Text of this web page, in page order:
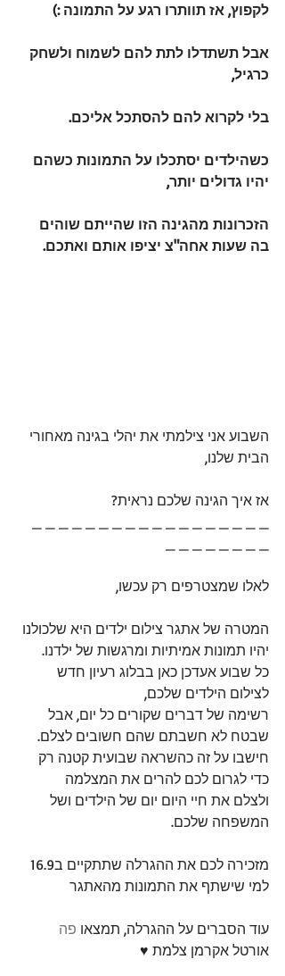
לקפוץ, אז תוותרו רגע על התמונה :)
אבל תשתדלו לתת להם לשמוח ולשחק
כרגיל,
בלי לקרוא להם להסתכל אליכם.
כשהילדים יסתכלו על התמונות כשהם
יהיו גדולים יותר,
הזכרונות מהגינה הזו שהייתם שוהים
בה שעות אחה"צ יציפו אותם ואתכם.
השבוע אני צילמתי את יהלי בגינה מאחורי
הבית שלנו,
אז איך הגינה שלכם נראית?
לאלו שמצטרפים רק עכשו,
המטרה של אתגר צילום ילדים היא שלכולנו
יהיו תמונות אמיתיות ומרגשות של ילדנו.
כל שבוע אעדכן כאן בבלוג רעיון חדש
לצילום הילדים שלכם,
רשימה של דברים שקורים כל יום, אבל
שבטח לא חשבתם שהם חשובים לצלם.
חישבו על זה כהשראה שבועית קטנה רק
כדי לגרום לכם להרים את המצלמה
ולצלם את חיי היום יום של הילדים ושל
המשפחה שלכם.
למי שישתף את התמונות מהאתגר
עוד הסברים על ההגרלה, תמצאו פה
אורטל אקרמן צלמת ♥